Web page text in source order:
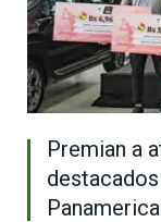
Premian a